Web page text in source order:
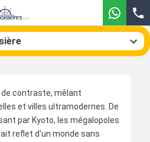
contraste, mêlant
et villes ultramodernes. De
par Kyoto, les mégalopoles
reflet d'un monde sans